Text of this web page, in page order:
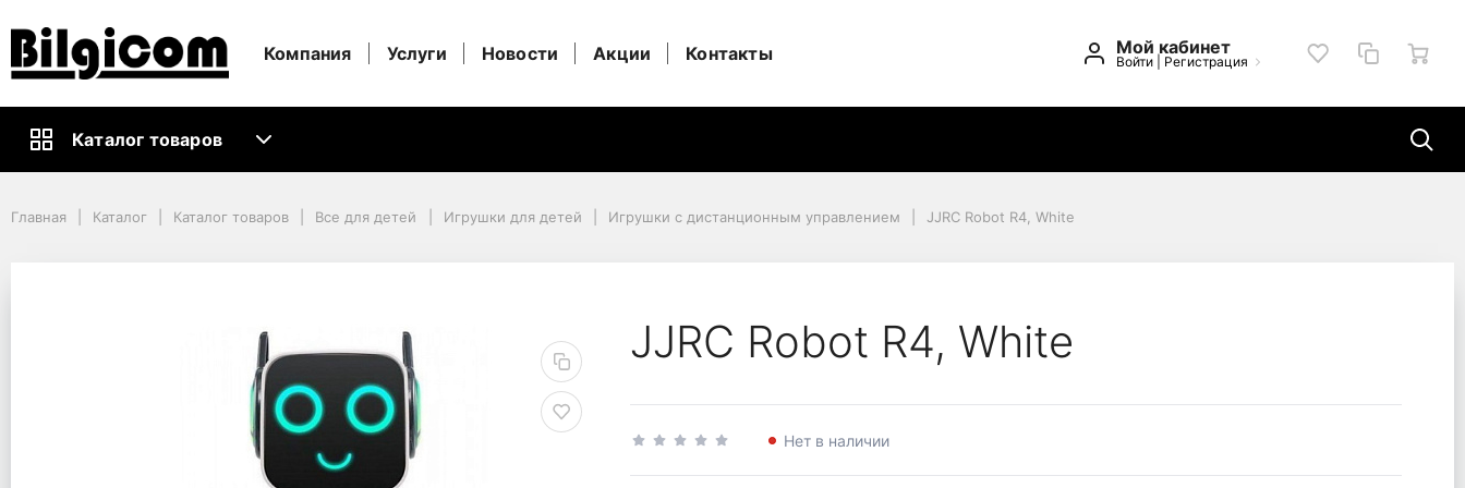
Мой кабинет
Войти| Регистрация
Компания Услуги Новости Акции Контакты
Каталог товаров
Главная
Все для детей
Игрушки для детей
Главная Каталог Каталог товаров Все для детей Игрушки для детей Игрушки c дистанционным управлением JJRC Robot R4, White
JJRC Robot R4, White
Нет в наличии